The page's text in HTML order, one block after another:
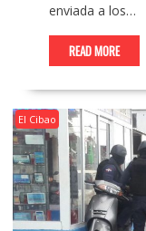
enviada a los…
READ MORE
El Cibao